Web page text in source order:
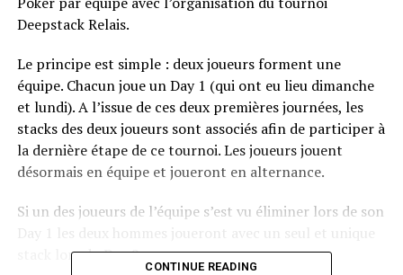
Deepstack Relais.
Le principe est simple : deux joueurs forment une
équipe. Chacun joue un Day 1 (qui ont eu lieu dimanche
et lundi). A l’issue de ces deux premières journées, les
stacks des deux joueurs sont associés afin de participer à
la dernière étape de ce tournoi. Les joueurs jouent
désormais en équipe et joueront en alternance.
Si un des joueurs de l’équipe s’est vu éliminer lors de son
Day 1 les deux hommes joueront avec un seul et unique
stack lors du Day 2.
CONTINUE READING